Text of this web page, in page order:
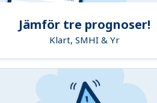
Jämför tre prognoser!
Klart, SMHI & Yr